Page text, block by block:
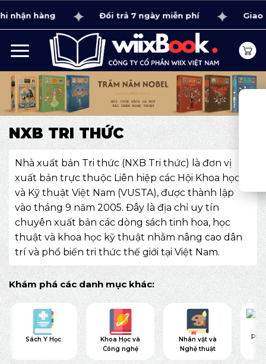
qua
dung
nhận hàng Đổi trả 7 ngày miễn phí Giao
NXB TRI THỨC
Nhà xuất bản Tri thức (NXB Tri thức) là đơn vị
xuất bản trực thuộc Liên hiệp các Hội Khoa học
và Kỹ thuật Việt Nam (VUSTA), được thành lập
vào tháng 9 năm 2005. Đây là địa chỉ uy tín
chuyên xuất bản các dòng sách tinh hoa, học
thuật và khoa học kỹ thuật nhằm nâng cao dân
trí và phổ biến tri thức thế giới tại Việt Nam.
Khám phá các danh mục khác:
Sách Y Học
Khoa Học và
Công nghệ
Nhân vật và
Nghệ thuật